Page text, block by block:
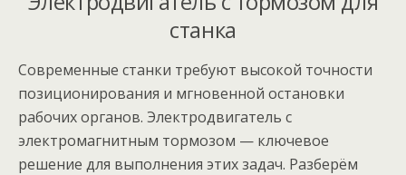
станка
Современные станки требуют высокой точности
позиционирования и мгновенной остановки
рабочих органов. Электродвигатель с
электромагнитным тормозом — ключевое
решение для выполнения этих задач. Разберём